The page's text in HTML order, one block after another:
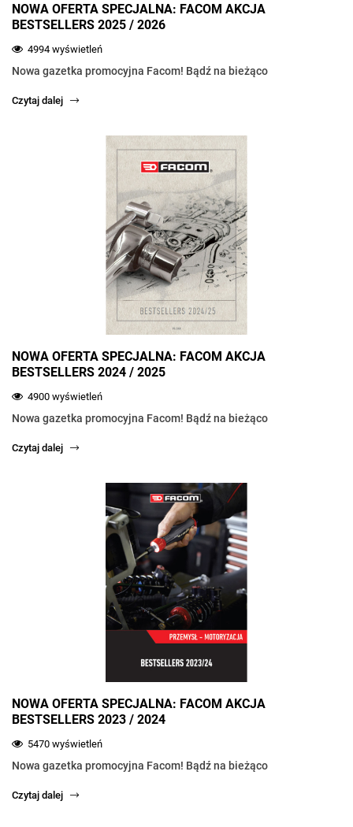
NOWA OFERTA SPECJALNA: FACOM AKCJA
BESTSELLERS 2025 / 2026
4994 wyświetleń
Nowa gazetka promocyjna Facom! Bądź na bieżąco
Czytaj dalej
NOWA OFERTA SPECJALNA: FACOM AKCJA
BESTSELLERS 2024 / 2025
4900 wyświetleń
Nowa gazetka promocyjna Facom! Bądź na bieżąco
Czytaj dalej
NOWA OFERTA SPECJALNA: FACOM AKCJA
BESTSELLERS 2023 / 2024
5470 wyświetleń
Nowa gazetka promocyjna Facom! Bądź na bieżąco
Czytaj dalej